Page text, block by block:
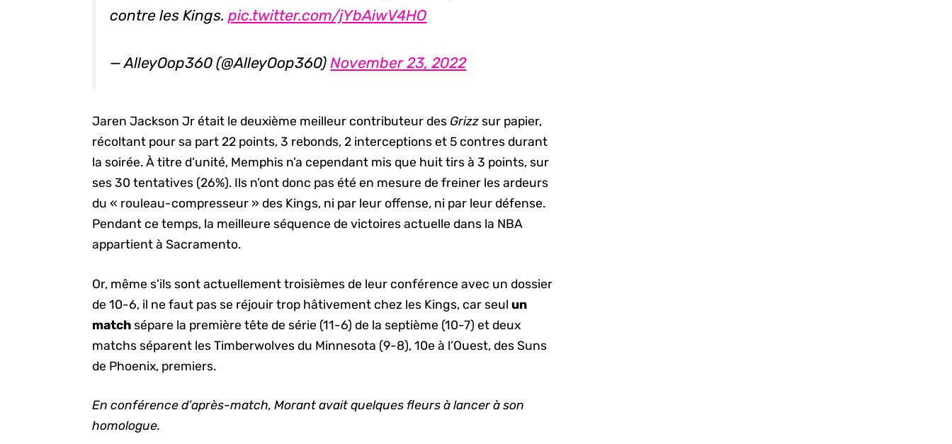
contre les Kings.pic.twitter.com/jYbAiwV4HO
— AlleyOop360 (@AlleyOop360)November 23, 2022
Jaren Jackson Jr était le deuxième meilleur contributeur des Grizzsur papier,
récoltant pour sa part 22 points, 3 rebonds, 2 interceptions et 5 contres durant
la soirée. À titre d’unité, Memphis n’a cependant mis que huit tirs à 3 points, sur
ses 30 tentatives (26%). Ils n’ont donc pas été en mesure de freiner les ardeurs
du « rouleau-compresseur » des Kings, ni par leur offense, ni par leur défense.
Pendant ce temps, la meilleure séquence de victoires actuelle dans la NBA
appartient à Sacramento.
Or, même s’ils sont actuellement troisièmes de leur conférence avec un dossier
de 10-6, il ne faut pas se réjouir trop hâtivement chez les Kings, car seul un
match sépare la première tête de série (11-6) de la septième (10-7) et deux
matchs séparent les Timberwolves du Minnesota (9-8), 10e à l’Ouest, des Suns
de Phoenix, premiers.
En conférence d’après-match, Morant avait quelques fleurs à lancer à son
homologue.